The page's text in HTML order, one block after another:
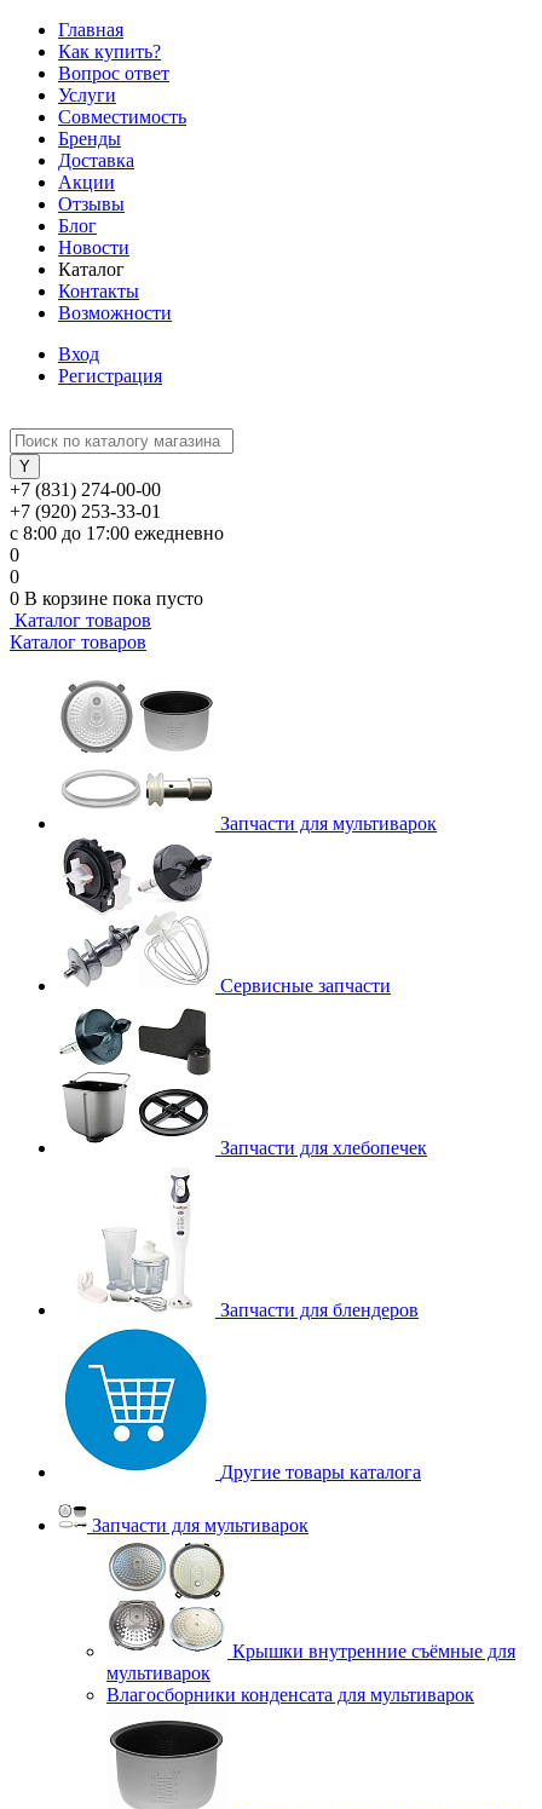
Главная
Как купить?
Вопрос ответ
Услуги
Совместимость
Бренды
Доставка
Акции
Отзывы
Блог
Новости
Каталог
Контакты
Возможности
Вход
Регистрация
+7 (831) 274-00-00
+7 (920) 253-33-01
с 8:00 до 17:00 ежедневно
0
0
0 В корзине пока пусто
Каталог товаров
Каталог товаров
Запчасти для мультиварок
Сервисные запчасти
Запчасти для хлебопечек
Запчасти для блендеров
Другие товары каталога
Запчасти для мультиварок
Крышки внутренние съёмные для
мультиварок
Влагосборники конденсата для мультиварок